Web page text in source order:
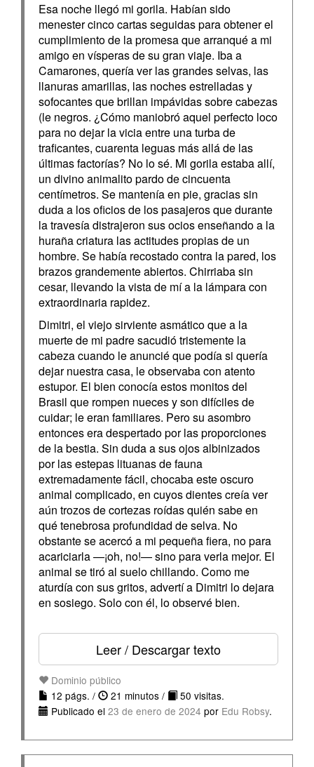
Esa noche llegó mi gorila. Habían sido
menester cinco cartas seguidas para obtener el
cumplimiento de la promesa que arranqué a mi
amigo en vísperas de su gran viaje. Iba a
Camarones, quería ver las grandes selvas, las
llanuras amarillas, las noches estrelladas y
sofocantes que brillan impávidas sobre cabezas
(le negros. ¿Cómo maniobró aquel perfecto loco
para no dejar la vicia entre una turba de
traficantes, cuarenta leguas más allá de las
últimas factorías? No lo sé. Mi gorila estaba allí,
un divino animalito pardo de cincuenta
centímetros. Se mantenía en pie, gracias sin
duda a los oficios de los pasajeros que durante
la travesía distrajeron sus ocios enseñando a la
huraña criatura las actitudes propias de un
hombre. Se había recostado contra la pared, los
brazos grandemente abiertos. Chirriaba sin
cesar, llevando la vista de mí a la lámpara con
extraordinaria rapidez.
Dimitri, el viejo sirviente asmático que a la
muerte de mi padre sacudió tristemente la
cabeza cuando le anuncié que podía si quería
dejar nuestra casa, le observaba con atento
estupor. El bien conocía estos monitos del
Brasil que rompen nueces y son difíciles de
cuidar; le eran familiares. Pero su asombro
entonces era despertado por las proporciones
de la bestia. Sin duda a sus ojos albinizados
por las estepas lituanas de fauna
extremadamente fácil, chocaba este oscuro
animal complicado, en cuyos dientes creía ver
aún trozos de cortezas roídas quién sabe en
qué tenebrosa profundidad de selva. No
obstante se acercó a mi pequeña fiera, no para
acariciarla —¡oh, no!— sino para verla mejor. El
animal se tiró al suelo chillando. Como me
aturdía con sus gritos, advertí a Dimitri lo dejara
en sosiego. Solo con él, lo observé bien.
Leer / Descargar texto
Dominio público
12 págs. /
21 minutos /
50 visitas.
Publicado el 23 de enero de 2024 por Edu Robsy.